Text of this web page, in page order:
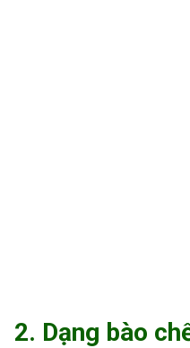
2. Dạng bào